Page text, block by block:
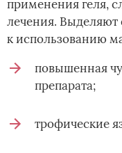
применения геля,
лечения.
к использованию
повышенная
препарата;
трофические